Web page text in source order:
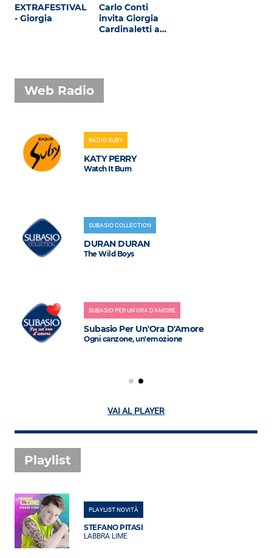
EXTRAFESTIVAL
- Giorgia
Carlo Conti
invita Giorgia
Cardinaletti a…
Web Radio
RADIO SUBY
KATY PERRY
Watch It Burn
SUBASIO COLLECTION
DURAN DURAN
The Wild Boys
SUBASIO PER UN'ORA D'AMORE
Subasio Per Un'Ora D'Amore
Ogni canzone, un'emozione
VAI AL PLAYER
Playlist
PLAYLIST NOVITÀ
STEFANO PITASI
LABBRA LIME